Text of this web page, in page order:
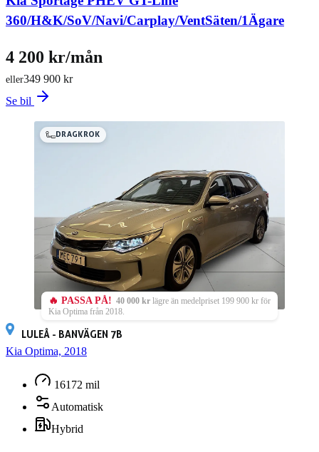
360/H&K/SoV/Navi/Carplay/VentSäten/1Ägare
349 900 kr
eller
4 200 kr/mån
Se bil
DRAGKROK
🔥 PASSA PÅ! 40 000 kr lägre än medelpriset 199 900 kr för
Kia Optima från 2018.
LULEÅ - BANVÄGEN 7B
Kia Optima, 2018
16172 mil
Automatisk
Hybrid